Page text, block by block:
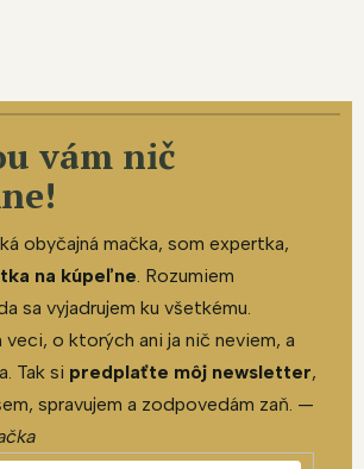
vám nič
obyčajná mačka, som expertka,
na kúpeľne. Rozumiem
sa vyjadrujem ku všetkému.
o ktorých ani ja nič neviem, a
Tak si predplaťte môj newsletter,
spravujem a zodpovedám zaň. —